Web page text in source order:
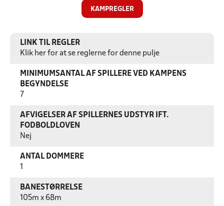
KAMPREGLER
LINK TIL REGLER
Klik her for at se reglerne for denne pulje
MINIMUMSANTAL AF SPILLERE VED KAMPENS
BEGYNDELSE
7
AFVIGELSER AF SPILLERNES UDSTYR IFT.
FODBOLDLOVEN
Nej
ANTAL DOMMERE
BANESTØRRELSE
105m x 68m